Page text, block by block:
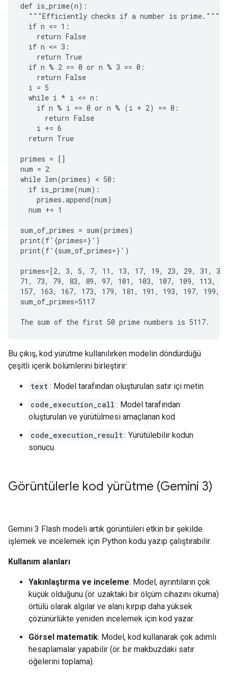
def is_prime(n):
  """Efficiently checks if a number is prime."""
  if n <= 1:
    return False
  if n <= 3:
    return True
  if n % 2 == 0 or n % 3 == 0:
    return False
  i = 5
  while i * i <= n:
    if n % i == 0 or n % (i + 2) == 0:
      return False
    i += 6
  return True
primes = []
num = 2
while len(primes) < 50:
  if is_prime(num):
    primes.append(num)
  num += 1
sum_of_primes = sum(primes)
print(f'{primes=}')
print(f'{sum_of_primes=}')
primes=[2, 3, 5, 7, 11, 13, 17, 19, 23, 29, 31,
71, 73, 79, 83, 89, 97, 101, 103, 107, 109, 113,
157, 163, 167, 173, 179, 181, 191, 193, 197, 199,
sum_of_primes=5117
Bu çıkış, kod yürütme kullanılırken modelin döndürdüğü
çeşitli içerik bölümlerini birleştirir:
text : Model tarafından oluşturulan satır içi metin
code_execution_call : Model tarafından
oluşturulan ve yürütülmesi amaçlanan kod
code_execution_result : Yürütülebilir kodun
sonucu
Görüntülerle kod yürütme (Gemini 3)
Gemini 3 Flash modeli artık görüntüleri etkin bir şekilde
işlemek ve incelemek için Python kodu yazıp çalıştırabilir.
Kullanım alanları
Yakınlaştırma ve inceleme: Model, ayrıntıların çok
küçük olduğunu (ör. uzaktaki bir ölçüm cihazını okuma)
örtülü olarak algılar ve alanı kırpıp daha yüksek
çözünürlükte yeniden incelemek için kod yazar.
Görsel matematik: Model, kod kullanarak çok adımlı
hesaplamalar yapabilir (ör. bir makbuzdaki satır
öğelerini toplama).